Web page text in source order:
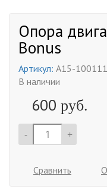
Опора
Bonus
Артикул: A15-
В наличии
600 руб.
- +
Сравнить